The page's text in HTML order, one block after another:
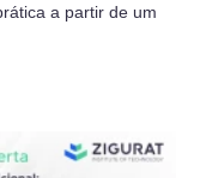
a partir de um